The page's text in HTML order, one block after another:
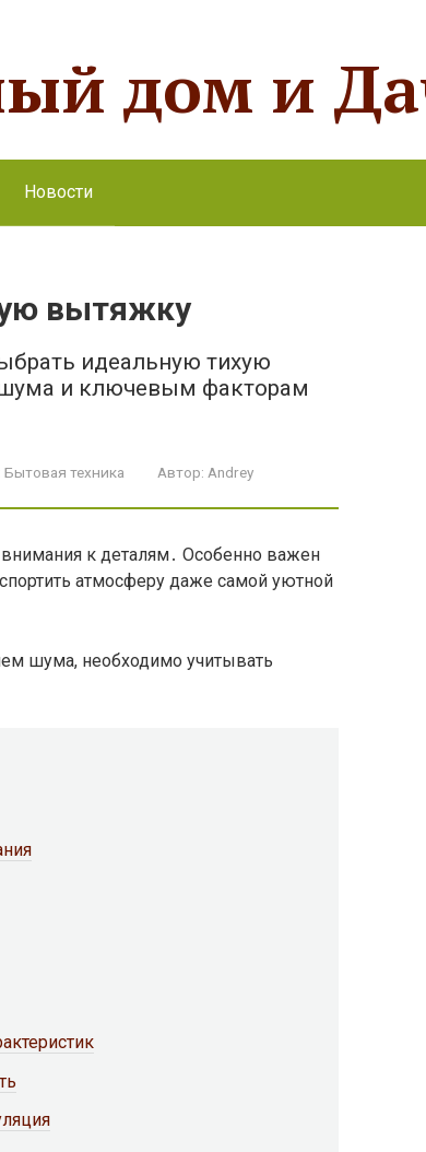
дом и
Новости
вытяжку
идеальную тихую
и ключевым факторам
Бытовая техника Автор: Andrey
к деталям․ Особенно важен
атмосферу даже самой уютной
шума, необходимо учитывать